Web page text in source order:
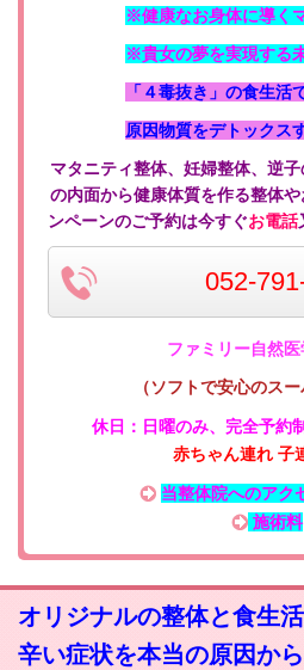
※健康なお身体に導く
※貴女の夢を実現する
「４毒抜き」の食生活
原因物質をデトックス
マタニティ整体、妊婦整体、逆
の内面から健康体質を作る整体
ンペーンのご予約は今すぐお電話
052-
ファミリー自然
（ソフトで安心のスー
休日：日曜のみ、 完全予約
赤ちゃん連れ 子
当整体院へのアク
施術料
オリジナルの整体と食生
辛い症状を本当の原因から